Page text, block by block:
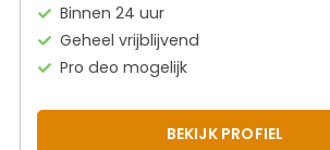
Binnen 24 uur
Geheel vrijblijvend
Pro deo mogelijk
BEKIJK PROFIEL